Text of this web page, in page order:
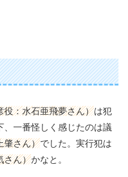
役：水石亜飛夢さん）は犯
、一番怪しく感じたのは議
肇さん）でした。実行犯は
さん）かなと。